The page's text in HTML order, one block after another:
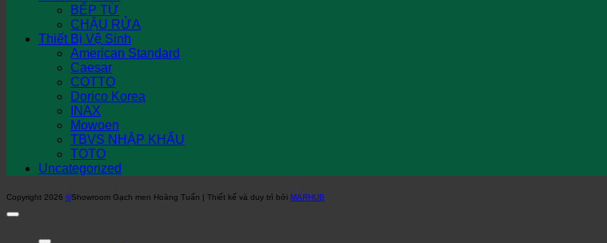
BẾP TỪ
CHẬU RỬA
Thiết Bị Vệ Sinh
American Standard
Caesar
COTTO
Dorico Korea
INAX
Mowoen
TBVS NHẬP KHẨU
TOTO
Uncategorized
Copyright 2026 ©Showroom Gạch men Hoàng Tuấn | Thiết kế và duy trì bởi MARHUB